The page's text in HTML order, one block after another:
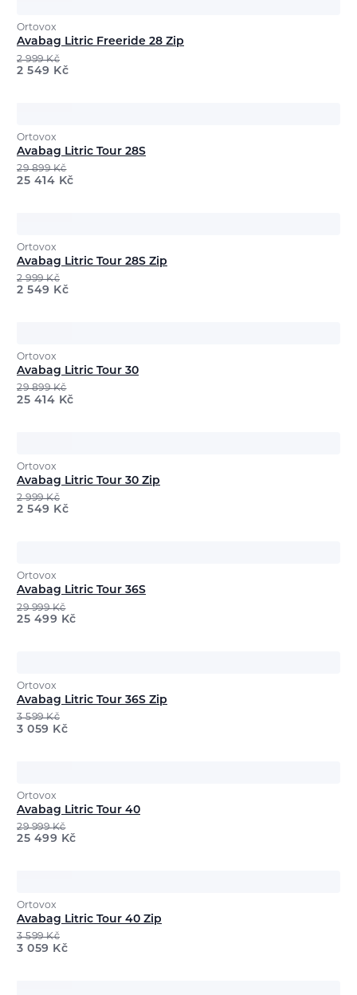
Ortovox
Avabag Litric Freeride 28 Zip
2 999Kč
2 549 Kč
Ortovox
Avabag Litric Tour 28S
29 899Kč
25 414 Kč
Ortovox
Avabag Litric Tour 28S Zip
2 999Kč
2 549 Kč
Ortovox
Avabag Litric Tour 30
29 899Kč
25 414 Kč
Ortovox
Avabag Litric Tour 30 Zip
2 999Kč
2 549 Kč
Ortovox
Avabag Litric Tour 36S
29 999Kč
25 499 Kč
Ortovox
Avabag Litric Tour 36S Zip
3 599Kč
3 059 Kč
Ortovox
Avabag Litric Tour 40
29 999Kč
25 499 Kč
Ortovox
Avabag Litric Tour 40 Zip
3 599Kč
3 059 Kč